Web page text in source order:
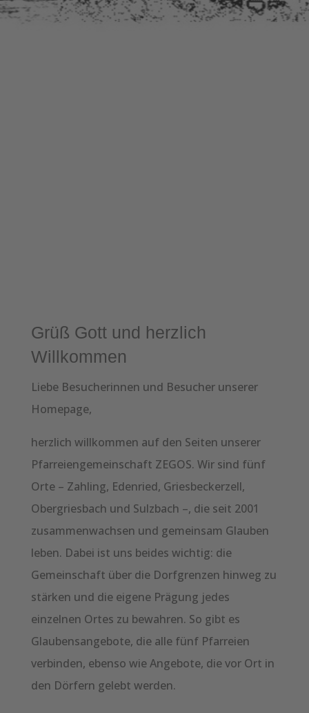
Grüß Gott und herzlich
Willkommen
Liebe Besucherinnen und Besucher unserer
Homepage,
herzlich willkommen auf den Seiten unserer
Pfarreiengemeinschaft ZEGOS. Wir sind fünf
Orte – Zahling, Edenried, Griesbeckerzell,
Obergriesbach und Sulzbach –, die seit 2001
zusammenwachsen und gemeinsam Glauben
leben. Dabei ist uns beides wichtig: die
Gemeinschaft über die Dorfgrenzen hinweg zu
stärken und die eigene Prägung jedes
einzelnen Ortes zu bewahren. So gibt es
Glaubensangebote, die alle fünf Pfarreien
verbinden, ebenso wie Angebote, die vor Ort in
den Dörfern gelebt werden.